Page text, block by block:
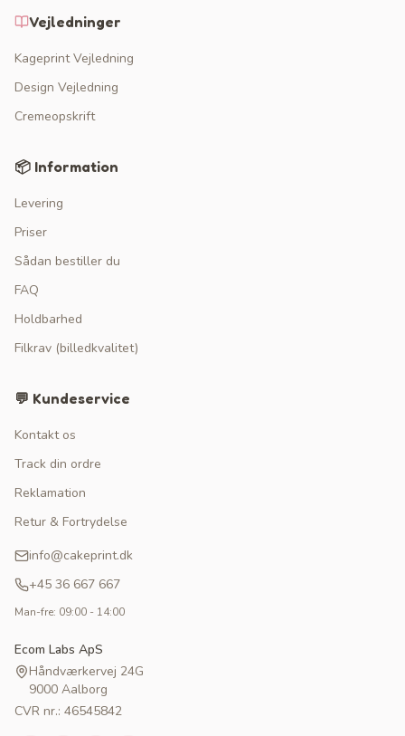
Vejledninger
Kageprint Vejledning
Design Vejledning
Cremeopskrift
📦 Information
Levering
Priser
Sådan bestiller du
FAQ
Holdbarhed
Filkrav (billedkvalitet)
💬 Kundeservice
Kontakt os
Track din ordre
Reklamation
Retur & Fortrydelse
info@cakeprint.dk
+45 36 667 667
Man-fre: 09:00 - 14:00
Ecom Labs ApS
Håndværkervej 24G
9000 Aalborg
CVR nr.: 46545842